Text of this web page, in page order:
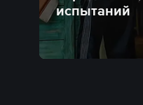
испытаний